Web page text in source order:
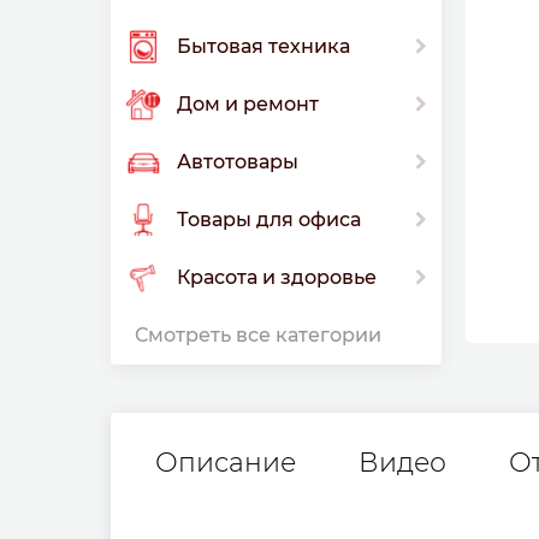
Бытовая техника
Дом и ремонт
Автотовары
Товары для офиса
Красота и здоровье
Смотреть все категории
Описание Видео